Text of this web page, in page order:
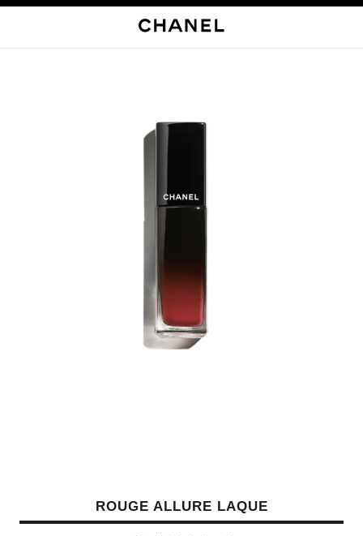
ROUGE ALLURE LAQUE